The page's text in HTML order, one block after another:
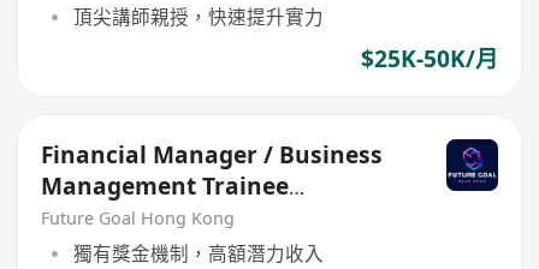
頂尖講師親授，快速提升實力
$25K-50K/月
Financial Manager / Business
Management Trainee
Programme
Future Goal Hong Kong
獨有獎金機制，高額潛力收入